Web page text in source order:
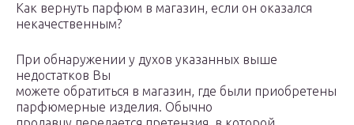
Как вернуть парфюм в магазин, если он оказался
некачественным?
При обнаружении у духов указанных выше
недостатков Вы
можете обратиться в магазин, где были приобретены
парфюмерные изделия. Обычно